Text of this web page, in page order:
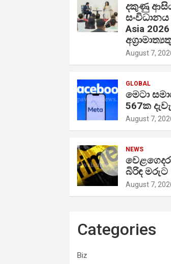
දකුණු
සංවිධානය
Asia
August 7,
GLOBAL
මෙටා
567ක
August 7,
NEWS
බිරිඳ මරුට
August 7,
Categories
Biz